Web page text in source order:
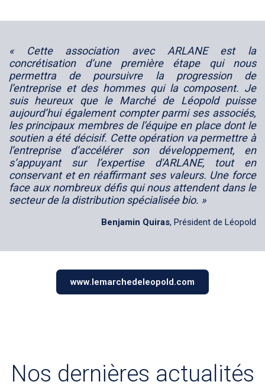
« Cette association avec ARLANE est la
concrétisation d’une première étape qui nous
permettra de poursuivre la progression de
l’entreprise et des hommes qui la composent. Je
suis heureux que le Marché de Léopold puisse
aujourd’hui également compter parmi ses associés,
les principaux membres de l’équipe en place dont le
soutien a été décisif. Cette opération va permettre à
l’entreprise d’accélérer son développement, en
s’appuyant sur l’expertise d'ARLANE, tout en
conservant et en réaffirmant ses valeurs. Une force
face aux nombreux défis qui nous attendent dans le
secteur de la distribution spécialisée bio. »
Benjamin Quiras, Président de Léopold
www.lemarchedeleopold.com
Nos dernières actualités